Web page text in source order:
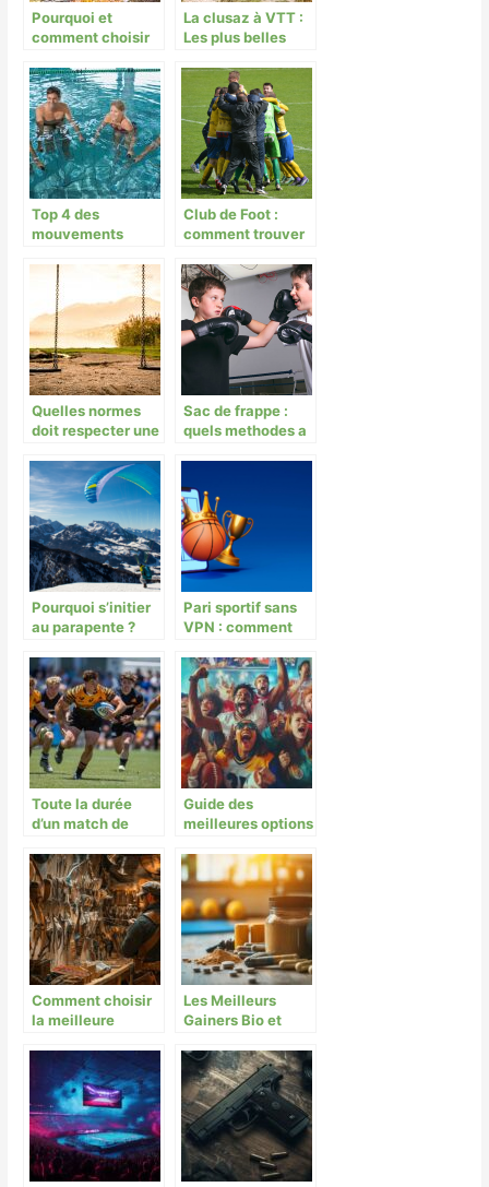
Pourquoi et
comment choisir
La clusaz à VTT :
Les plus belles
Top 4 des
mouvements
affiner les cuisses
à Paris
Club de Foot :
comment trouver
Quelles normes
doit respecter une
collectivité ?
Sac de frappe :
quels methodes a
risque ?
Pourquoi s’initier
au parapente ?
Pari sportif sans
VPN : comment
meilleurs sites ?
Toute la durée
d’un match de
faut savoir
Guide des
meilleures options
pour maximiser
vos gains
Comment choisir
la meilleure
d’archerie pour
vos besoins
Les Meilleurs
Gainers Bio et
Detaillee des
Formules
Vegetales 2025